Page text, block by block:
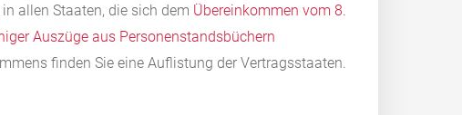
allen Staaten, die sich dem Übereinkommen vom 8.
Auszüge aus Personenstandsbüchern
finden Sie eine Auflistung der Vertragsstaaten.